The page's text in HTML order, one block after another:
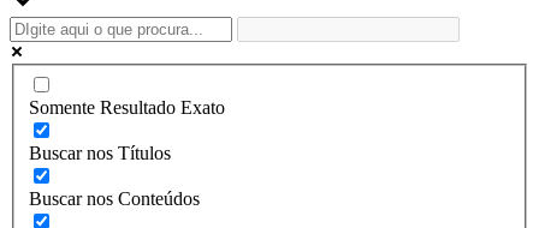
Somente Resultado Exato
Buscar nos Títulos
Buscar nos Conteúdos